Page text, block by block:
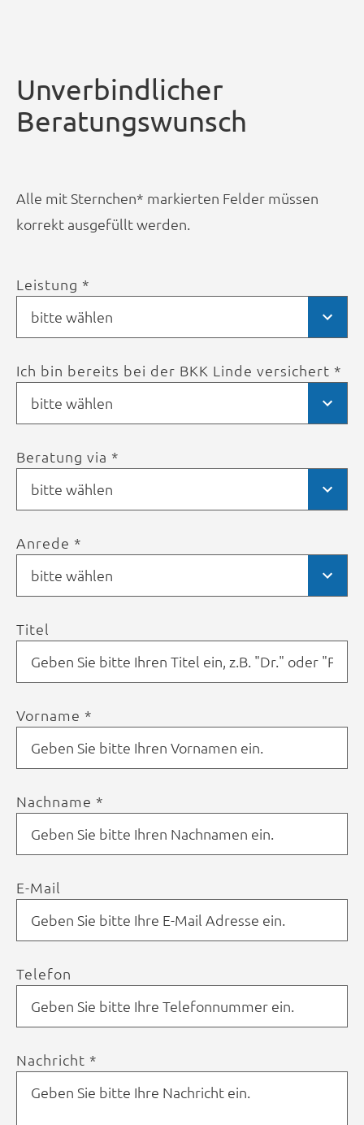
Unverbindlicher
Beratungswunsch
Alle mit Sternchen* markierten Felder müssen
korrekt ausgefüllt werden.
Leistung *
bitte wählen
Ich bin bereits bei der BKK Linde versichert *
bitte wählen
Beratung via *
bitte wählen
Anrede *
bitte wählen
Titel
Vorname *
Nachname *
E-Mail
Telefon
Nachricht *